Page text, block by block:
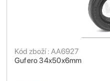
Gufero 34x50x6mm
Kód zboží : AA6927